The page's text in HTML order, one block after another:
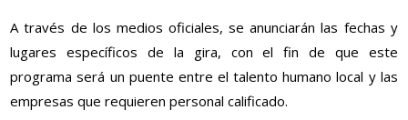
A través de los medios oficiales, se anunciarán las fechas y
lugares específicos de la gira, con el fin de que este
programa será un puente entre el talento humano local y las
empresas que requieren personal calificado.